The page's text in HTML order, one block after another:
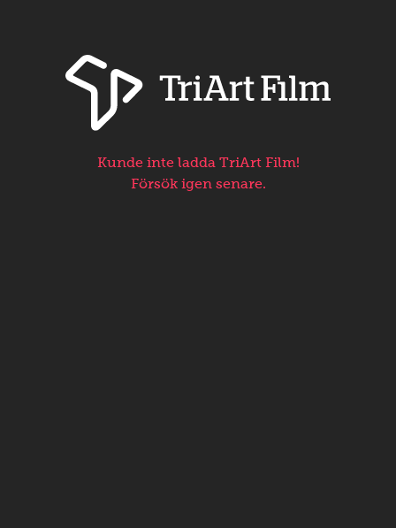
Kunde inte ladda TriArt Film!
Försök igen senare.